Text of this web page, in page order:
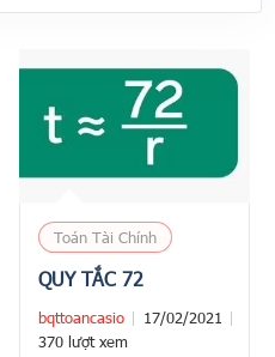
Toán Tài Chính
QUY TẮC 72
bqttoancasio
17/02/2021
370 lượt xem